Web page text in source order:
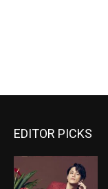
EDITOR PICKS